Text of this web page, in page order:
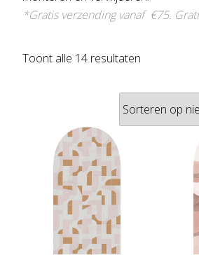
*Gratis verzending vanaf €75.
Toont alle 14 resultaten
nieuwste